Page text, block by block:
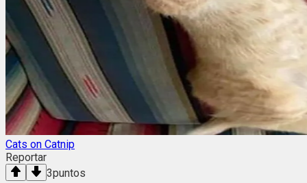
Cats on Catnip
Reportar
3puntos